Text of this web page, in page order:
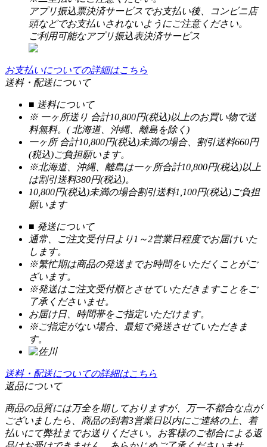
アプリ振込票決済サービスでお支払い後、コンビニ店
頭などでお支払いされないようにご注意ください。
ご利用可能なアプリ振込表決済サービス
お支払いについての詳細はこちら
送料・配送について
■ 送料について
※ 一ヶ所送り 合計10,800円(税込)以上のお買い物で送
料無料。( 北海道、沖縄、離島を除く)
一ヶ所 合計10,800円(税込)未満の場合、割引送料660円
(税込)ご負担願います。
※北海道、沖縄、離島は一ヶ所合計10,800円(税込)以上
は割引送料380円(税込)。
10,800円(税込)未満の場合割引送料1,100円(税込)ご負担
願います
■ 発送について
通常、ご注文受付日より1～2営業日程度でお届けいた
します。
※繁忙期は商品の発送までお時間をいただくことがご
ざいます。
※発送はご注文受付順とさせていただきますことをご
了承くださいませ。
お届け日、時間帯をご指定いただけます。
※ご指定がない場合、最短で発送させていただきま
す。
送料・配送についての詳細はこちら
返品について
商品の品質には万全を期しておりますが、万一不都合な点が
ございましたら、商品の到着3営業日以内にご連絡の上、着
払いにて弊社までお送りください。お客様のご都合による返